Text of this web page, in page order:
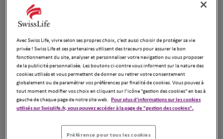
Avec Swiss Life, vivre selon ses propres choix, c’est aussi choisir de protéger sa vie
privée ! Swiss Life et ses partenaires utilisent des traceurs pour assurer le bon
fonctionnement du site, analyser et personnaliser votre navigation ou vous proposer
de la publicité personnalisée. Les boutons ci-contre vous informent sur la nature des
cookies utilisés et vous permettent de donner ou retirer votre consentement
globalement ou de paramétrer vos préférences par finalité de cookies. Vous pouvez à
tout moment modifier vos choix en cliquant sur l’icône "gestion des cookies" en bas à
gauche de chaque page de notre site web. Pour plus d'informations sur les cookies
utilisés sur Swisslife.fr, vous pouvez accéder à la page de "gestion des cookies".
Préférence pour tous les cookies